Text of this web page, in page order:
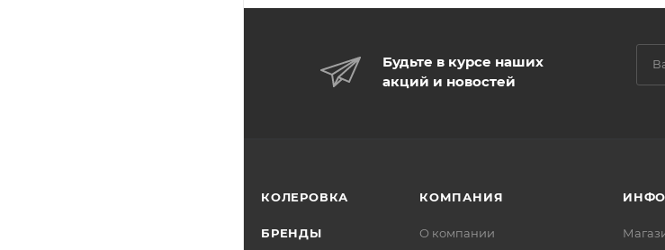
Будьте в курсе наших
акций и новостей
КОЛЕРОВКА
БРЕНДЫ
КОМПАНИЯ
О компании